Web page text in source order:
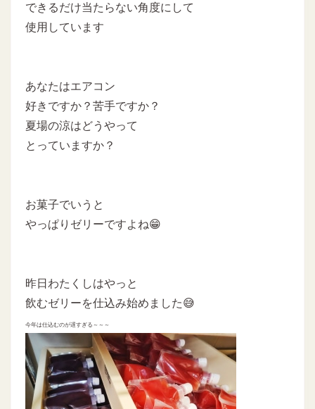
できるだけ当たらない角度にして
使用しています
あなたはエアコン
好きですか？苦手ですか？
夏場の涼はどうやって
とっていますか？
お菓子でいうと
やっぱりゼリーですよね😁
昨日わたくしはやっと
飲むゼリーを仕込み始めました😅
今年は仕込むのが遅すぎる～～～